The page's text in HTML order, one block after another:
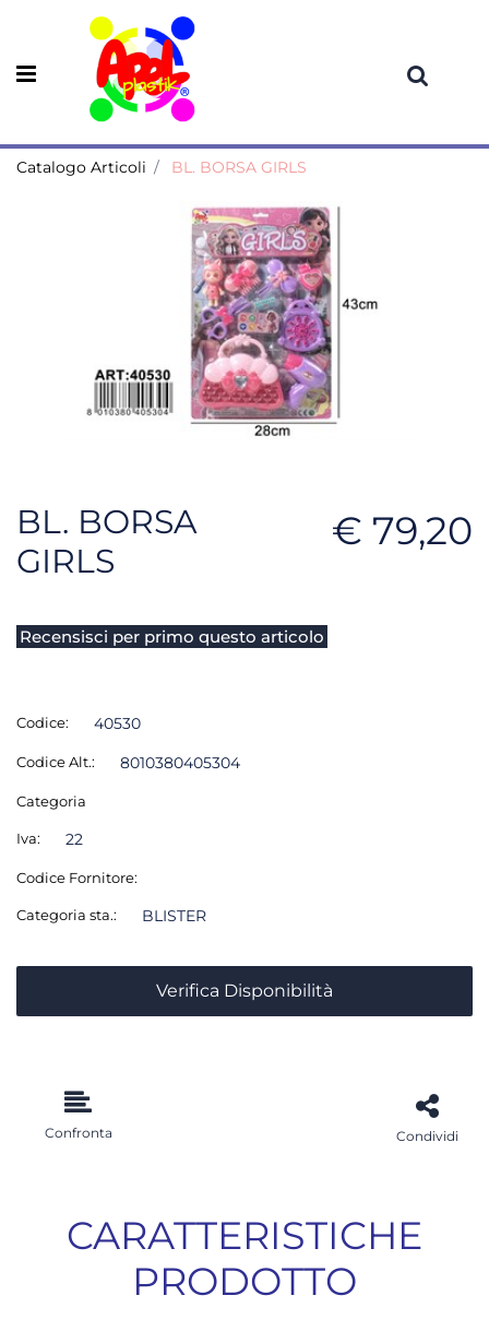
Open menu
Catalogo Articoli BL. BORSA GIRLS
BL. BORSA
GIRLS
€ 79,20
Recensisci per primo questo articolo
Codice: 40530
Codice Alt.: 8010380405304
Categoria
Iva: 22
Codice Fornitore:
Categoria sta.: BLISTER
Verifica Disponibilità
Confronta Condividi
CARATTERISTICHE
PRODOTTO